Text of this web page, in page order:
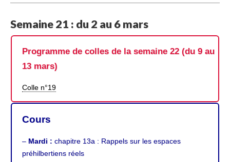
Semaine 21 : du 2 au 6 mars
Programme de colles de la semaine 22 (du 9 au
13 mars)
Colle n°19
Cours
– Mardi : chapitre 13a : Rappels sur les espaces
préhilbertiens réels